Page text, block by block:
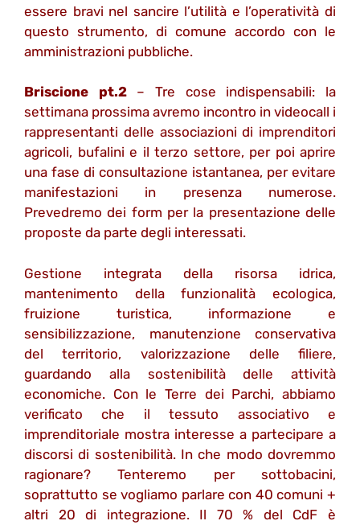
essere bravi nel sancire l’utilità e l’operatività di
questo strumento, di comune accordo con le
amministrazioni pubbliche.
Briscione pt.2 – Tre cose indispensabili: la
settimana prossima avremo incontro in videocall i
rappresentanti delle associazioni di imprenditori
agricoli, bufalini e il terzo settore, per poi aprire
una fase di consultazione istantanea, per evitare
manifestazioni in presenza numerose.
Prevedremo dei form per la presentazione delle
proposte da parte degli interessati.
Gestione integrata della risorsa idrica,
mantenimento della funzionalità ecologica,
fruizione turistica, informazione e
sensibilizzazione, manutenzione conservativa
del territorio, valorizzazione delle filiere,
guardando alla sostenibilità delle attività
economiche. Con le Terre dei Parchi, abbiamo
verificato che il tessuto associativo e
imprenditoriale mostra interesse a partecipare a
discorsi di sostenibilità. In che modo dovremmo
ragionare? Tenteremo per sottobacini,
soprattutto se vogliamo parlare con 40 comuni +
altri 20 di integrazione. Il 70 % del CdF è